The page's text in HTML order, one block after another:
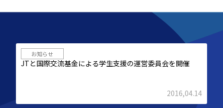
お知らせ
JTと国際交流基金による学生支援の運営委員会を開催
2016,04.14